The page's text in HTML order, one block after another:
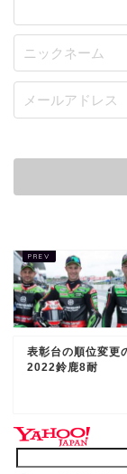
表彰台の順位変更
2022鈴鹿8耐